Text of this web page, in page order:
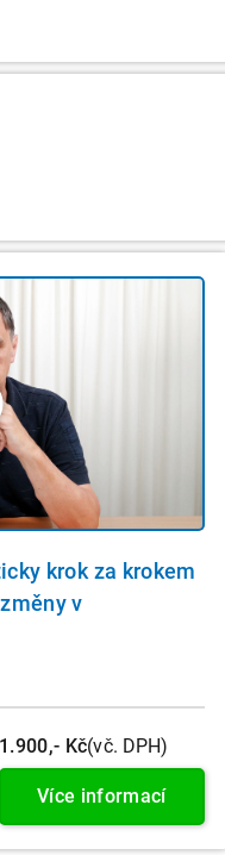
krok za krokem
v
1.900,- Kč(vč. DPH)
Více informací